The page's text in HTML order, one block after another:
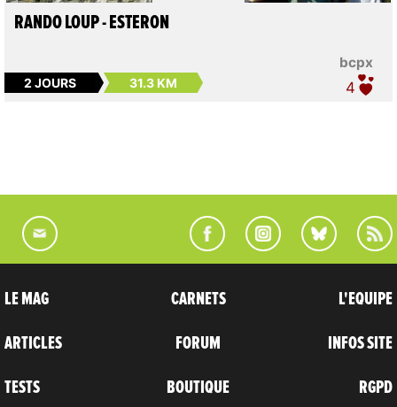
bcpx
RANDO LOUP - ESTERON
2 JOURS 31.3 KM 4
LE MAG
ARTICLES
TESTS
CARNETS
FORUM
BOUTIQUE
L'EQUIPE
INFOS SITE
RGPD